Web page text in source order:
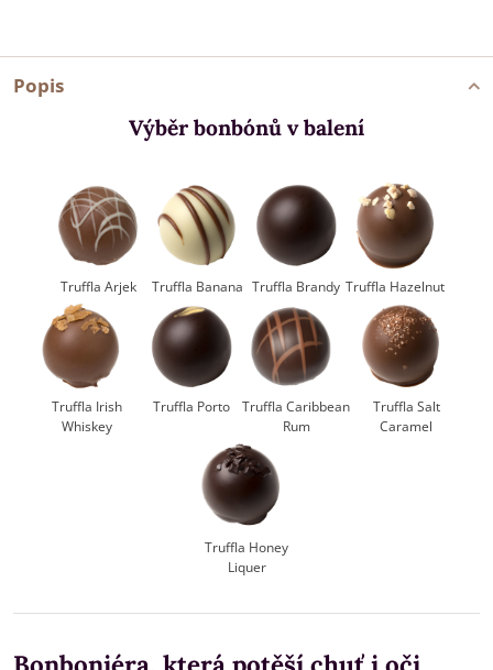
Popis
Výběr bonbónů v balení
Truffla Arjek Truffla Banana Truffla Brandy Truffla Hazelnut
Truffla Irish
Whiskey
Truffla Porto
Truffla Caribbean
Rum
Truffla Salt
Caramel
Truffla Honey
Liquer